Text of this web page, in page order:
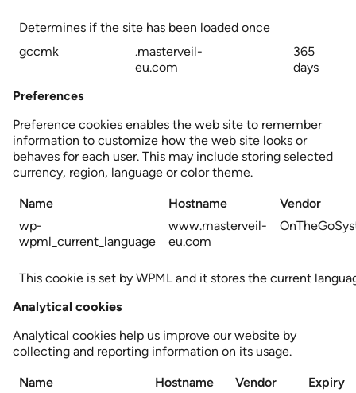
Determines if the site has been loaded once
gccmk
.masterveil-
eu.com
365
days
Preferences
Preference cookies enables the web site to remember
information to customize how the web site looks or
behaves for each user. This may include storing selected
currency, region, language or color theme.
Name Hostname
Vendor
wp-
wpml_current_language
www.masterveil-
eu.com
This cookie is set by WPML and it stores the current
Analytical cookies
Analytical cookies help us improve our website by
collecting and reporting information on its usage.
Name Hostname Vendor
Expiry